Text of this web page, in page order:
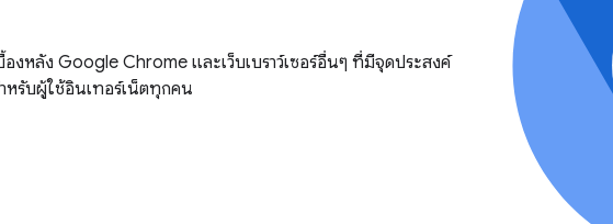
งหลัง Google Chrome และเว็บเบราว์เซอร์อื่นๆ ที่มีจุดประสงค์
ำหรับผู้ใช้อินเทอร์เน็ตทุกคน